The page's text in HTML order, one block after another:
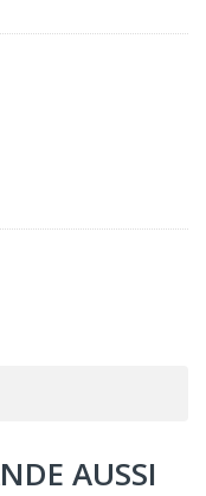
AUSSI